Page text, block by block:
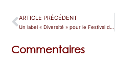
ARTICLE PRÉCÉDENT
Commentaires